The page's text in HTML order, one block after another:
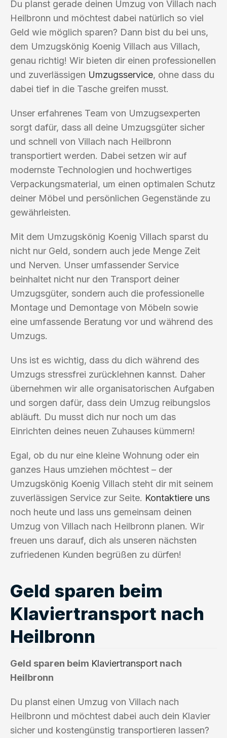
Du planst gerade deinen Umzug von Villach nach
Heilbronn und möchtest dabei natürlich so viel
Geld wie möglich sparen? Dann bist du bei uns,
dem Umzugskönig Koenig Villach aus Villach,
genau richtig! Wir bieten dir einen professionellen
und zuverlässigen Umzugsservice, ohne dass du
dabei tief in die Tasche greifen musst.
Unser erfahrenes Team von Umzugsexperten
sorgt dafür, dass all deine Umzugsgüter sicher
und schnell von Villach nach Heilbronn
transportiert werden. Dabei setzen wir auf
modernste Technologien und hochwertiges
Verpackungsmaterial, um einen optimalen Schutz
deiner Möbel und persönlichen Gegenstände zu
gewährleisten.
Mit dem Umzugskönig Koenig Villach sparst du
nicht nur Geld, sondern auch jede Menge Zeit
und Nerven. Unser umfassender Service
beinhaltet nicht nur den Transport deiner
Umzugsgüter, sondern auch die professionelle
Montage und Demontage von Möbeln sowie
eine umfassende Beratung vor und während des
Umzugs.
Uns ist es wichtig, dass du dich während des
Umzugs stressfrei zurücklehnen kannst. Daher
übernehmen wir alle organisatorischen Aufgaben
und sorgen dafür, dass dein Umzug reibungslos
abläuft. Du musst dich nur noch um das
Einrichten deines neuen Zuhauses kümmern!
Egal, ob du nur eine kleine Wohnung oder ein
ganzes Haus umziehen möchtest – der
Umzugskönig Koenig Villach steht dir mit seinem
zuverlässigen Service zur Seite. Kontaktiere uns
noch heute und lass uns gemeinsam deinen
Umzug von Villach nach Heilbronn planen. Wir
freuen uns darauf, dich als unseren nächsten
zufriedenen Kunden begrüßen zu dürfen!
Geld sparen beim
Klaviertransport nach
Heilbronn
Geld sparen beim Klaviertransport nach
Heilbronn
Du planst einen Umzug von Villach nach
Heilbronn und möchtest dabei auch dein Klavier
sicher und kostengünstig transportieren lassen?